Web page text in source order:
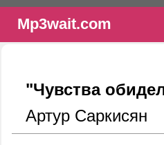
Mp3wait.com
"Чувства
Артур Саркисян